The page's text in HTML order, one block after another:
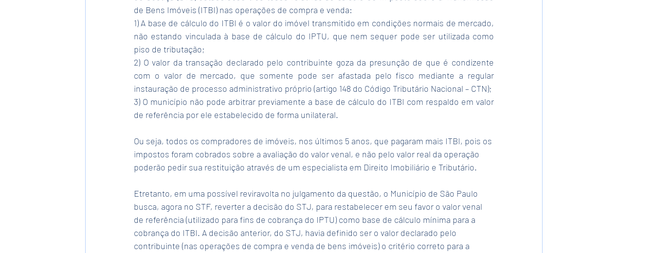
de Bens Imóveis (ITBI) nas operações de compra e venda:
1) A base de cálculo do ITBI é o valor do imóvel transmitido em condições normais de mercado,
não estando vinculada à base de cálculo do IPTU, que nem sequer pode ser utilizada como
piso de tributação;
2) O valor da transação declarado pelo contribuinte goza da presunção de que é condizente
com o valor de mercado, que somente pode ser afastada pelo fisco mediante a regular
instauração de processo administrativo próprio (artigo 148 do Código Tributário Nacional – CTN);
3) O município não pode arbitrar previamente a base de cálculo do ITBI com respaldo em valor
de referência por ele estabelecido de forma unilateral.
Ou seja, todos os compradores de imóveis, nos últimos 5 anos, que pagaram mais ITBI, pois os
impostos foram cobrados sobre a avaliação do valor venal, e não pelo valor real da operação
poderão pedir sua restituição através de um especialista em Direito Imobiliário e Tributário.
Etretanto, em uma possível reviravolta no julgamento da questão, o Município de São Paulo
busca, agora no STF, reverter a decisão do STJ, para restabelecer em seu favor o valor venal
de referência (utilizado para fins de cobrança do IPTU) como base de cálculo mínima para a
cobrança do ITBI. A decisão anterior, do STJ, havia definido ser o valor declarado pelo
contribuinte (nas operações de compra e venda de bens imóveis) o critério correto para a